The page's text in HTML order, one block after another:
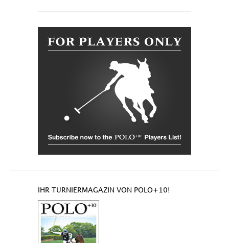
IHR TURNIERMAGAZIN VON POLO+10!